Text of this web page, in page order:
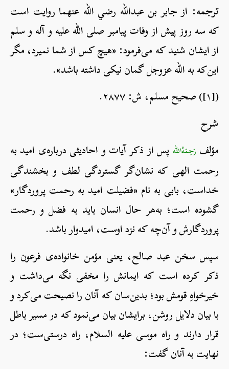
ترجمه: از جابر بن عبدالله رضي الله عنهما روایت است
که سه روز پیش از وفات پیامبر صلی الله علیه و آله و سلم
از ایشان شنید که می‌فرمود: «هیچ کس از شما نمیرد، مگر
این‌که به الله عزوجل گمان نیکی داشته باشد».
([۱]) صحیح مسلم، ش: ۲۸۷۷.
شرح
مؤلف رَحِمَهُ‌الله پس از ذکر آیات و احادیثی درباره‌ی امید به
رحمت الهی که نشان‌گر گستردگی لطف و بخشندگی
خداست، بابی به نام «فضیلت امید به رحمت پروردگار»
گشوده است؛ به‌هر حال انسان باید به فضل و رحمت
پروردگارش و آن‌چه که نزد اوست، امیدوار باشد.
سپس سخن عبد صالح، یعنی مؤمن خانواده‌ی فرعون را
ذکر کرده است که ایمانش را مخفی نگه می‌داشت و
خیرخواهِ قومش بود؛ بدین‌سان که آنان را نصیحت می‌کرد و
با بیان دلایل روشن، برایشان بیان می‌نمود که در مسیر باطل
قرار دارند و راه موسی علیه السلام، راه درستی‌ست؛ در
نهایت به آنان گفت: